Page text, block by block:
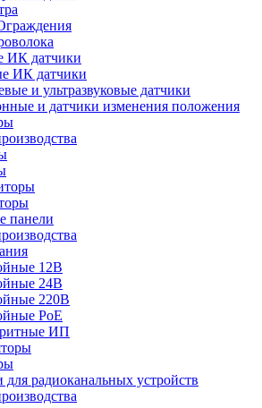
ИК датчики
ИК датчики
и ультразвуковые датчики
и датчики изменения положения
панели
12В
24В
220В
PoE
ИП
для радиоканальных устройств